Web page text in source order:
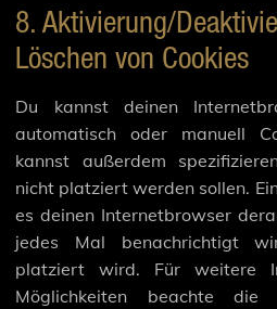
8. Aktivierung/
Löschen von Cookies
Du kannst deinen
automatisch oder manuell
kannst außerdem
nicht platziert werden sollen.
es deinen Internetbrowser
jedes Mal benachrichtigt
platziert wird. Für weitere
Möglichkeiten beachte